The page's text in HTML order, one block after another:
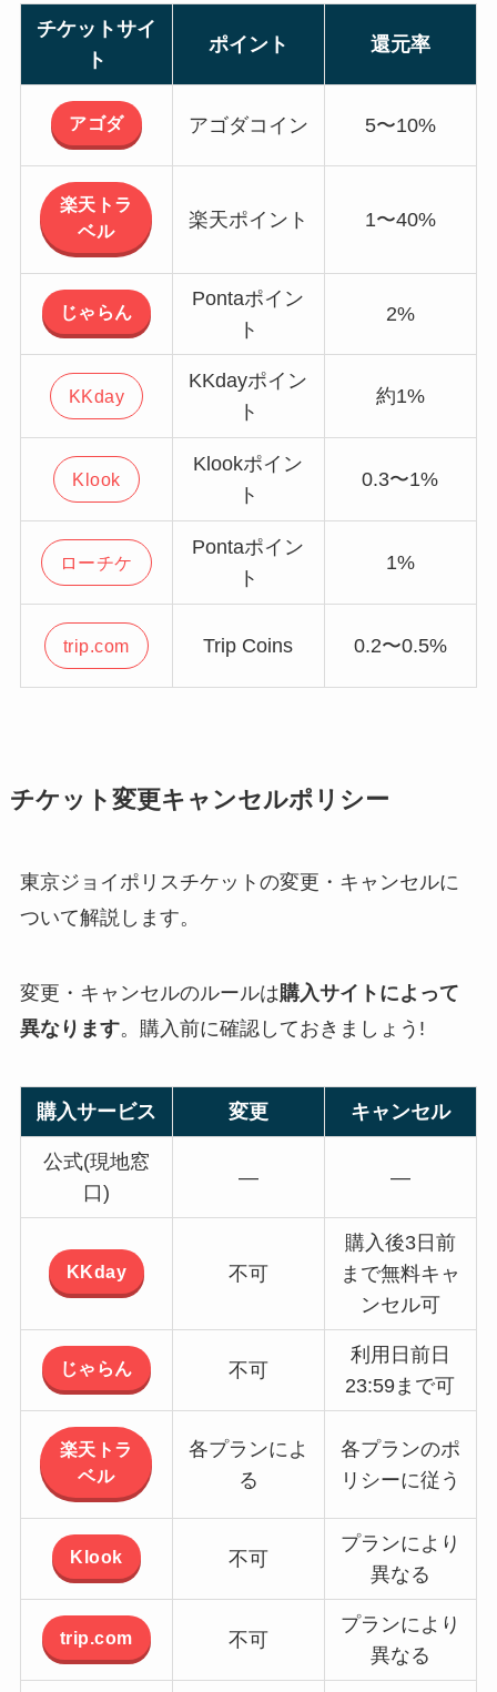
チケットサイ
ト
ポイント 還元率
アゴダ アゴダコイン 5〜10%
楽天トラ
ベル
楽天ポイント 1〜40%
じゃらん
Pontaポイン
ト
2%
KKday
KKdayポイン
ト
約1%
Klook
Klookポイン
ト
0.3〜1%
ローチケ
Pontaポイン
ト
1%
trip.com Trip Coins 0.2〜0.5%
チケット変更キャンセルポリシー
東京ジョイポリスチケットの変更・キャンセルに
ついて解説します。
変更・キャンセルのルールは購入サイトによって
異なります。購入前に確認しておきましょう!
購入サービス 変更 キャンセル
公式(現地窓
口)
— —
KKday 不可
購入後3日前
まで無料キャ
ンセル可
じゃらん 不可
利用日前日
23:59まで可
楽天トラ
ベル
各プランによ
る
各プランのポ
リシーに従う
Klook 不可
プランにより
異なる
trip.com 不可
プランにより
異なる